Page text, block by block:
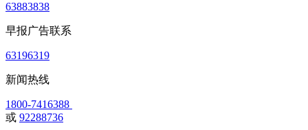
63883838
早报广告联系
63196319
新闻热线
1800-7416388
或 92288736